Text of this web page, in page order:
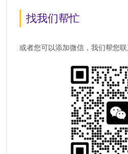
找我们帮忙
或者您可以添加微信，我们帮您联